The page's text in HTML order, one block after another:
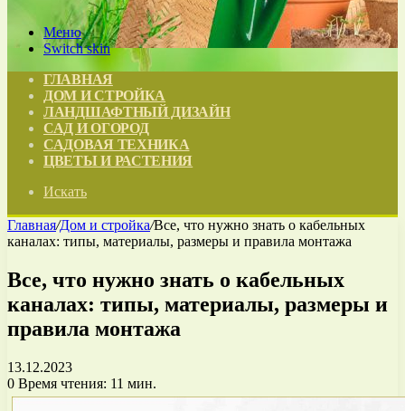
Меню
Switch skin
ГЛАВНАЯ
ДОМ И СТРОЙКА
ЛАНДШАФТНЫЙ ДИЗАЙН
САД И ОГОРОД
САДОВАЯ ТЕХНИКА
ЦВЕТЫ И РАСТЕНИЯ
Искать
Главная/Дом и стройка/Все, что нужно знать о кабельных
каналах: типы, материалы, размеры и правила монтажа
Все, что нужно знать о кабельных
каналах: типы, материалы, размеры и
правила монтажа
13.12.2023
0 Время чтения: 11 мин.